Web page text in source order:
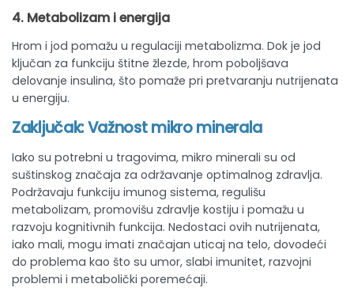
4. Metabolizam i energija
Hrom i jod pomažu u regulaciji metabolizma. Dok je jod
ključan za funkciju štitne žlezde, hrom poboljšava
delovanje insulina, što pomaže pri pretvaranju nutrijenata
u energiju.
Zaključak: Važnost mikro minerala
Iako su potrebni u tragovima, mikro minerali su od
suštinskog značaja za održavanje optimalnog zdravlja.
Podržavaju funkciju imunog sistema, regulišu
metabolizam, promovišu zdravlje kostiju i pomažu u
razvoju kognitivnih funkcija. Nedostaci ovih nutrijenata,
iako mali, mogu imati značajan uticaj na telo, dovodeći
do problema kao što su umor, slabi imunitet, razvojni
problemi i metabolički poremećaji.